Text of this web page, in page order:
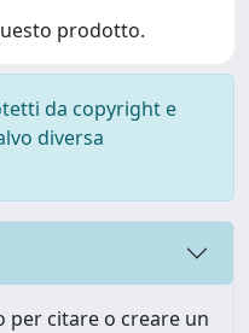
prodotto.
da copyright e
diversa
per citare o creare un